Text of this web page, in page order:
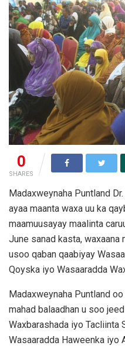
0
SHARES
Madaxweynaha Puntland
ayaa maanta waxa uu ka
maamuusayay maalinta
June sanad kasta, waxaana
usoo qaban qaabiyay
Qoyska iyo Wasaaradda
Madaxweynaha Puntland
mahad balaadhan u soo
Waxbarashada iyo Tacliinta
Wasaaradda Haweenka iyo